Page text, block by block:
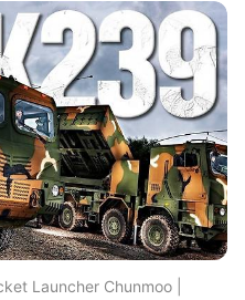
Launcher Chunmoo |